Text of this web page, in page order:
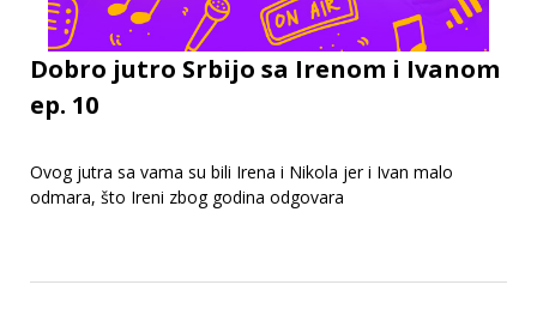
Dobro jutro Srbijo sa Irenom i Ivanom
ep. 10
Ovog jutra sa vama su bili Irena i Nikola jer i Ivan malo
odmara, što Ireni zbog godina odgovara